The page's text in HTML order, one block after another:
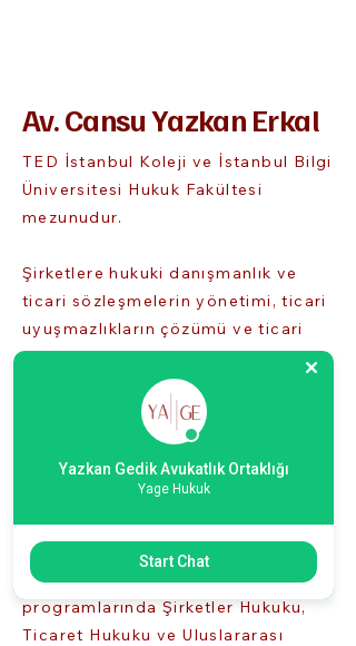
Av. Cansu Yazkan Erkal
TED İstanbul Koleji ve İstanbul Bilgi
Üniversitesi Hukuk Fakültesi
mezunudur.
Şirketlere hukuki danışmanlık ve
ticari sözleşmelerin yönetimi, ticari
uyuşmazlıkların çözümü ve ticari
davalar, marka hukuku, iş hukuku,
sigorta hasar uyuşmazlıkları, araç
değer kaybı uzmanlığı ve MASAK
Uyum Süreçleri konularında
avukatlık hizmeti vermektedir.
Yurtdışı Deneyimleri
Cambridge Girton College ve
Sorbonne–Cornell Law School
programlarında Şirketler Hukuku,
Ticaret Hukuku ve Uluslararası
Yazkan Gedik Avukatlık Ortaklığı
Yage Hukuk
Start Chat